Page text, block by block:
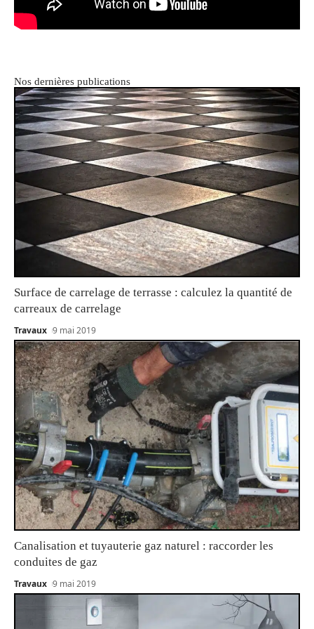
Nos dernières publications
Surface de carrelage de terrasse : calculez la quantité de
carreaux de carrelage
Travaux 9 mai 2019
Canalisation et tuyauterie gaz naturel : raccorder les
conduites de gaz
Travaux 9 mai 2019